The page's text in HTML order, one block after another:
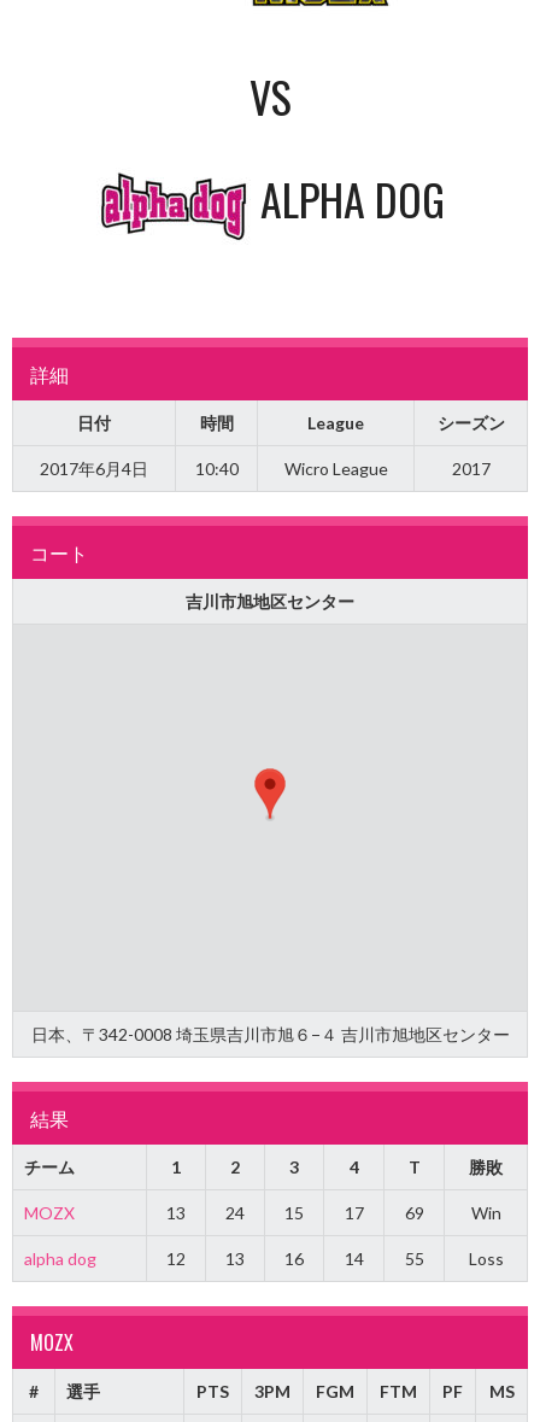
VS
ALPHA DOG
詳細
日付 時間 League シーズン
2017年6月4日 10:40 Wicro League 2017
コート
吉川市旭地区センター
日本、〒342-0008 埼玉県吉川市旭６−４ 吉川市旭地区センター
結果
チーム 1 2 3 4 T 勝敗
MOZX 13 24 15 17 69 Win
alpha dog 12 13 16 14 55 Loss
MOZX
# 選手 PTS 3PM FGM FTM PF MS